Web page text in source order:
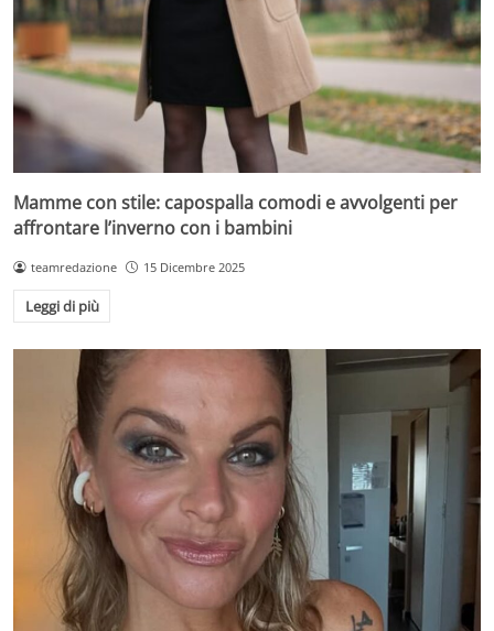
Mamme con stile: capospalla comodi e avvolgenti per
affrontare l’inverno con i bambini
teamredazione 15 Dicembre 2025
Leggi di più